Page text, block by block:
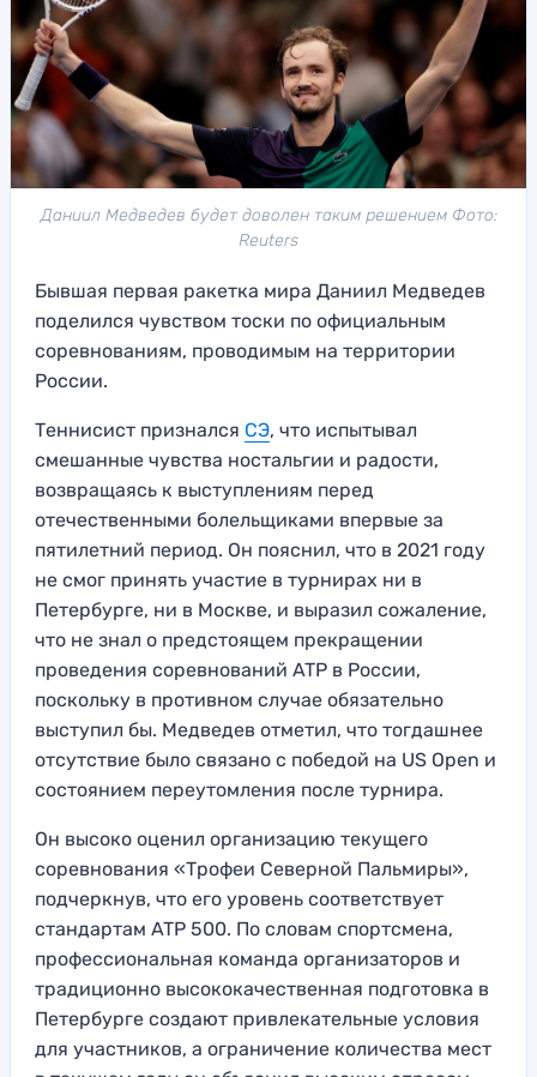
Даниил Медведев будет доволен таким решением Фото:
Reuters
Бывшая первая ракетка мира Даниил Медведев
поделился чувством тоски по официальным
соревнованиям, проводимым на территории
России.
Теннисист признался СЭ, что испытывал
смешанные чувства ностальгии и радости,
возвращаясь к выступлениям перед
отечественными болельщиками впервые за
пятилетний период. Он пояснил, что в 2021 году
не смог принять участие в турнирах ни в
Петербурге, ни в Москве, и выразил сожаление,
что не знал о предстоящем прекращении
проведения соревнований ATP в России,
поскольку в противном случае обязательно
выступил бы. Медведев отметил, что тогдашнее
отсутствие было связано с победой на US Open и
состоянием переутомления после турнира.
Он высоко оценил организацию текущего
соревнования «Трофеи Северной Пальмиры»,
подчеркнув, что его уровень соответствует
стандартам ATP 500. По словам спортсмена,
профессиональная команда организаторов и
традиционно высококачественная подготовка в
Петербурге создают привлекательные условия
для участников, а ограничение количества мест